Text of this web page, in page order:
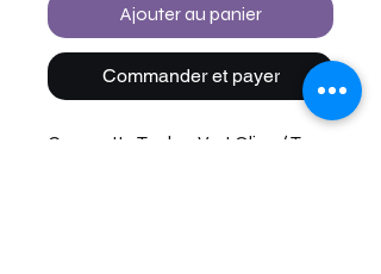
Ajouter au panier
Commander et payer
Casquette Tucker Vert Olive / Tan